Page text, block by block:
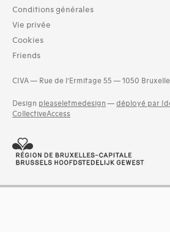
Conditions générales
Vie privée
Cookies
Friends
CIVA — Rue de l’Ermitage 55 — 1050
Design pleaseletmedesign — déployé par
CollectiveAccess